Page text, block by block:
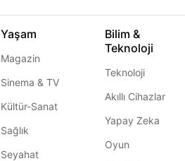
Yaşam
Magazin
Sinema & TV
Kültür-Sanat
Sağlık
Seyahat
Bilim &
Teknoloji
Teknoloji
Akıllı Cihazlar
Yapay Zeka
Oyun